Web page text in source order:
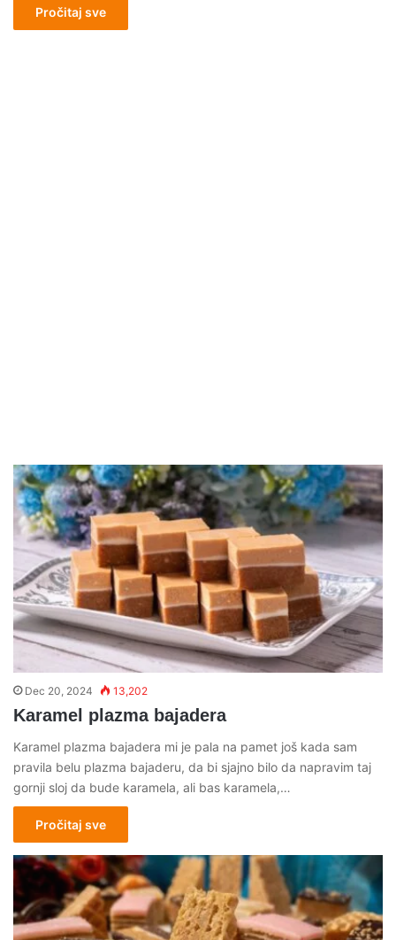
Pročitaj sve
Dec 20, 2024 13,202
Karamel plazma bajadera
Karamel plazma bajadera mi je pala na pamet još kada sam
pravila belu plazma bajaderu, da bi sjajno bilo da napravim taj
gornji sloj da bude karamela, ali bas karamela,…
Pročitaj sve